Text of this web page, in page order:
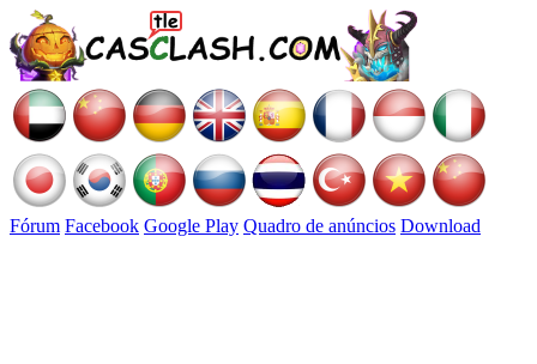
Fórum Facebook Google Play Quadro de anúncios Download